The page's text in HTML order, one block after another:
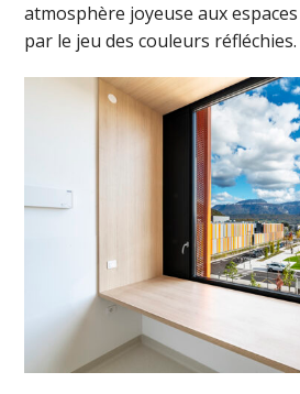
atmosphère joyeuse aux
par le jeu des couleurs réfléchies.